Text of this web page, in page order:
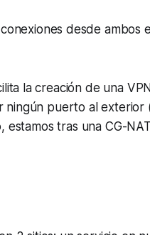
desde ambos
la creación de una
puerto al exterior
estamos tras una CG-